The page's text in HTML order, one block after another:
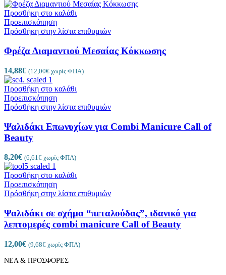
Προσθήκη στο καλάθι
Προεπισκόπηση
Πρόσθήκη στην λίστα επιθυμιών
Φρέζα Διαμαντιού Μεσαίας Κόκκωσης
14,88€ (12,00€ χωρίς ΦΠΑ)
Προσθήκη στο καλάθι
Προεπισκόπηση
Πρόσθήκη στην λίστα επιθυμιών
Ψαλιδάκι Επωνυχίων για Combi Manicure Call of
Beauty
8,20€ (6,61€ χωρίς ΦΠΑ)
Προσθήκη στο καλάθι
Προεπισκόπηση
Πρόσθήκη στην λίστα επιθυμιών
Ψαλιδάκι σε σχήμα “πεταλούδας”, ιδανικό για
λεπτομερές combi manicure Call of Beauty
12,00€ (9,68€ χωρίς ΦΠΑ)
ΝΕΑ & ΠΡΟΣΦΟΡΕΣ